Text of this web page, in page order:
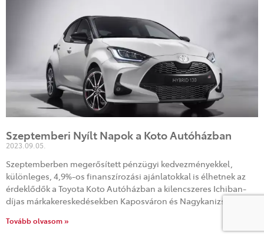
Szeptemberi Nyílt Napok a Koto Autóházban
2023.09.05.
Szeptemberben megerősített pénzügyi kedvezményekkel,
különleges, 4,9%-os finanszírozási ajánlatokkal is élhetnek az
érdeklődők a Toyota Koto Autóházban a kilencszeres Ichiban-
díjas márkakereskedésekben Kaposváron és Nagykanizsán.
Tovább olvasom »